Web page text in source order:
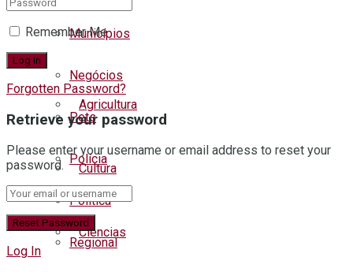
Agricultura
Cultura
Ciências
Municípios
Negócios
Pets
Polícia
Política
Regional
Remember Me
Forgotten Password?
Retrieve your password
Please enter your username or email address to reset your
password.
Log In